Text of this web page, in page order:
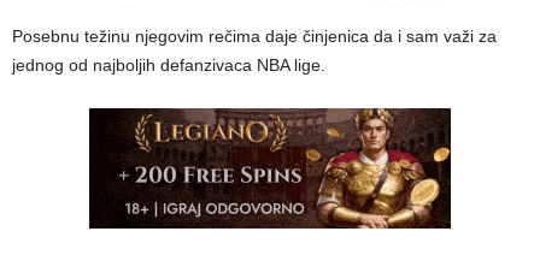
Posebnu težinu njegovim rečima daje činjenica da i sam važi za
jednog od najboljih defanzivaca NBA lige.